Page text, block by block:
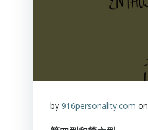
by 916personality.com on